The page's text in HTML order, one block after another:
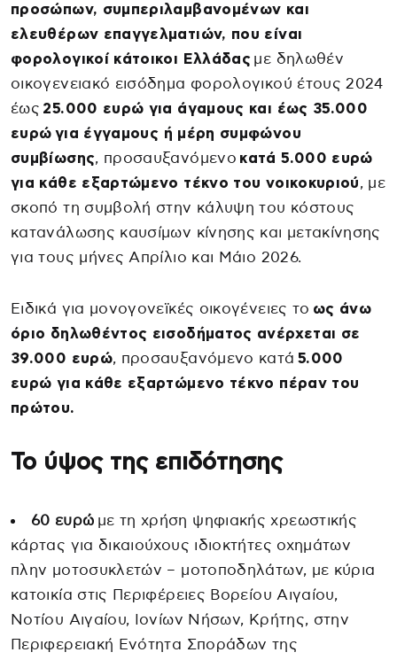
προσώπων, συμπεριλαμβανομένων και
ελευθέρων επαγγελματιών, που είναι
φορολογικοί κάτοικοι Ελλάδας με δηλωθέν
οικογενειακό εισόδημα φορολογικού έτους 2024
έως 25.000 ευρώ για άγαμους και έως 35.000
ευρώ για έγγαμους ή μέρη συμφώνου
συμβίωσης, προσαυξανόμενο κατά 5.000 ευρώ
για κάθε εξαρτώμενο τέκνο του νοικοκυριού, με
σκοπό τη συμβολή στην κάλυψη του κόστους
κατανάλωσης καυσίμων κίνησης και μετακίνησης
για τους μήνες Απρίλιο και Μάιο 2026.
Ειδικά για μονογονεϊκές οικογένειες το ως άνω
όριο δηλωθέντος εισοδήματος ανέρχεται σε
39.000 ευρώ, προσαυξανόμενο κατά 5.000
ευρώ για κάθε εξαρτώμενο τέκνο πέραν του
πρώτου.
Το ύψος της επιδότησης
60 ευρώ με τη χρήση ψηφιακής χρεωστικής
κάρτας για δικαιούχους ιδιοκτήτες οχημάτων
πλην μοτοσυκλετών – μοτοποδηλάτων, με κύρια
κατοικία στις Περιφέρειες Βορείου Αιγαίου,
Νοτίου Αιγαίου, Ιονίων Νήσων, Κρήτης, στην
Περιφερειακή Ενότητα Σποράδων της